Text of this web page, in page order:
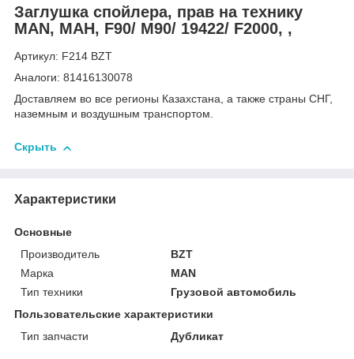
Заглушка спойлера, прав на технику
MAN, МАН, F90/ M90/ 19422/ F2000, ,
Артикул: F214 BZT
Аналоги: 81416130078
Доставляем во все регионы Казахстана, а также страны СНГ,
наземным и воздушным транспортом.
Скрыть
Характеристики
Основные
Производитель
BZT
Марка
MAN
Тип техники
Грузовой автомобиль
Пользовательские характеристики
Тип запчасти
Дубликат